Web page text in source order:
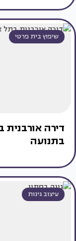
שיפוץ בית פרטי
דירה
בתנועה
עיצוב גינות